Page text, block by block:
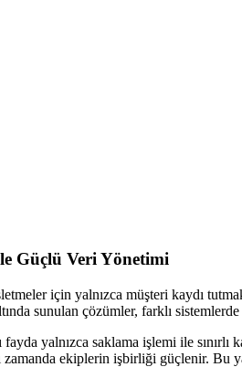
Güçlü Veri Yönetimi
için yalnızca müşteri kaydı
sunulan çözümler, farklı
yalnızca saklama işlemi ile
zamanda ekiplerin işbirliği güçlenir.